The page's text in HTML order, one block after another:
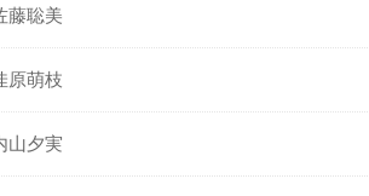
藤聡美
原萌枝
山夕実